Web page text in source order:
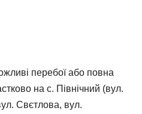
перебої або повна
на с. Північний (вул.
Свєтлова, вул.